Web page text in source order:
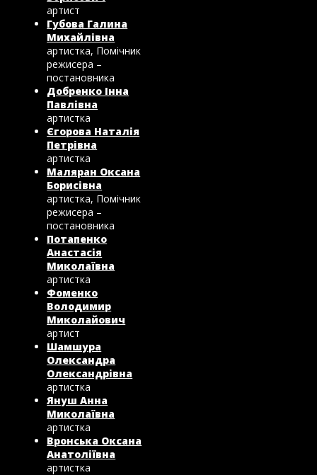
артист
Губова Галина
Михайлівна
артистка, Помічник
режисера –
постановника
Добренко Інна
Павлівна
артистка
Єгорова Наталія
Петрівна
артистка
Маляран Оксана
Борисівна
артистка, Помічник
режисера –
постановника
Потапенко
Анастасія
Миколаївна
артистка
Фоменко
Володимир
Миколайович
артист
Шамшура
Олександра
Олександрівна
артистка
Януш Анна
Миколаївна
артистка
Вронська Оксана
Анатоліївна
артистка